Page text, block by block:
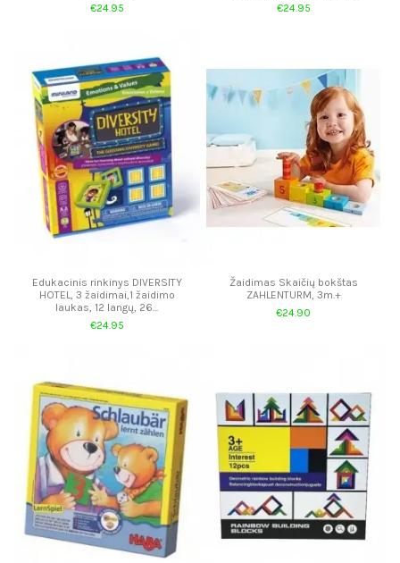
€24.95
€24.95
Edukacinis rinkinys DIVERSITY
HOTEL, 3 žaidimai,1 žaidimo
laukas, 12 langų, 26...
€24.95
Žaidimas Skaičių bokštas
ZAHLENTURM, 3m.+
€24.90